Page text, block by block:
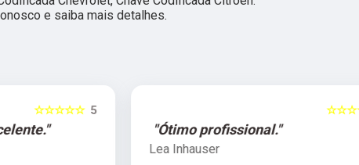
e saiba mais detalhes.
"Ótimo profissional."
Lea Inhauser